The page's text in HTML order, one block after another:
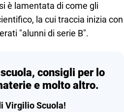
è lamentata di come gli
la cui traccia inizia con
"alunni di serie B".
consigli per lo
e molto altro.
Virgilio Scuola!